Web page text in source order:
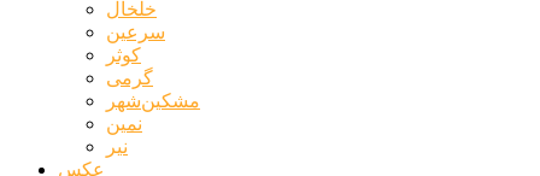
خلخال
سرعین
کوثر
گرمی
مشکین‌شهر
نمین
نیر
عکس